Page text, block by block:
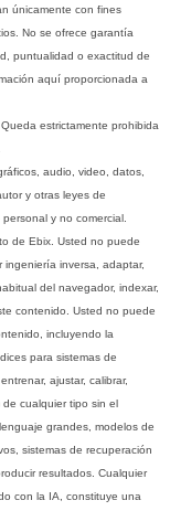
únicamente con fines
No se ofrece garantía
puntualidad o exactitud de
aquí proporcionada a
estrictamente prohibida
audio, video, datos,
y otras leyes de
y no comercial.
de Ebix. Usted no puede
ingeniería inversa, adaptar,
del navegador, indexar,
contenido. Usted no puede
incluyendo la
para sistemas de
ajustar, calibrar,
de cualquier tipo sin el
grandes, modelos de
sistemas de recuperación
resultados. Cualquier
con la IA, constituye una